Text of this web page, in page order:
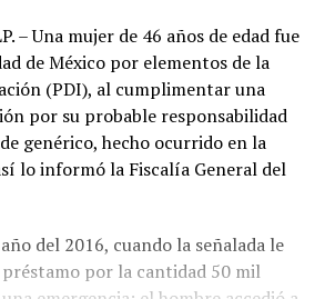
– Una mujer de 46 años de edad fue
de México por elementos de la
(PDI), al cumplimentar una
por su probable responsabilidad
genérico, hecho ocurrido en la
lo informó la Fiscalía General del
del 2016, cuando la señalada le
por la cantidad 50 mil